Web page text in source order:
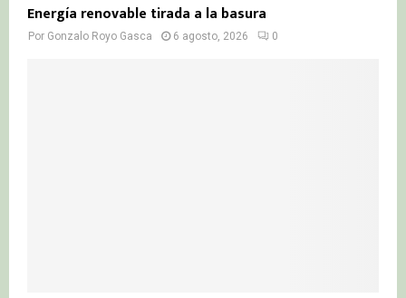
Energía renovable tirada a la basura
Por Gonzalo Royo Gasca 6 agosto, 2026 0